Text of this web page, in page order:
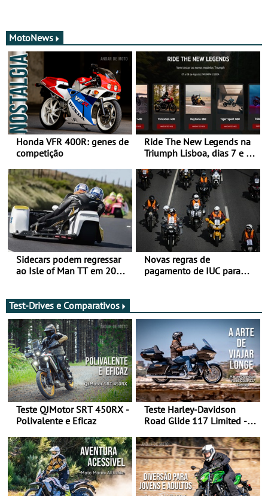
MotoNews
Honda VFR 400R: genes de
competição
Ride The New Legends na
Triumph Lisboa, dias 7 e 8
Sidecars podem regressar
ao Isle of Man TT em 2027
Novas regras de
pagamento de IUC para
Test-Drives e Comparativos
Teste QJMotor SRT 450RX -
Polivalente e Eficaz
Teste Harley-Davidson
Road Glide 117 Limited - A